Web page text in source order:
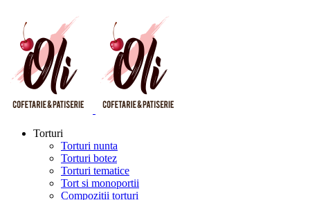
Torturi
Torturi nunta
Torturi botez
Torturi tematice
Tort si monoportii
Compozitii torturi